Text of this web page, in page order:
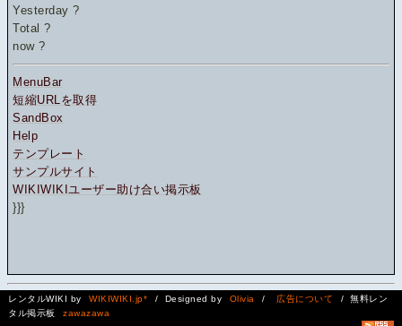
Yesterday?
Total?
now?
MenuBar
短縮URLを取得
SandBox
Help
テンプレート
サンプルサイト
WIKIWIKIユーザー助け合い掲示板
}}}
レンタルWIKI by WIKIWIKI.jp* / Designed by Olivia / 広告について
/ 無料レン
タル掲示板
zawazawa